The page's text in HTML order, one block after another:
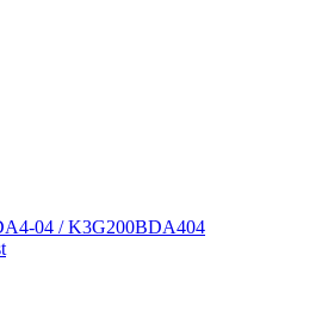
04 / K3G200BDA404